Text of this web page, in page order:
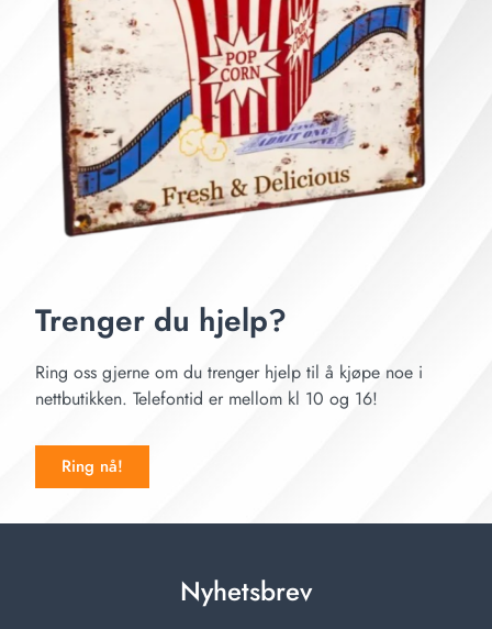
Trenger du hjelp?
Ring oss gjerne om du trenger hjelp til å kjøpe noe i
nettbutikken. Telefontid er mellom kl 10 og 16!
Ring nå!
Nyhetsbrev